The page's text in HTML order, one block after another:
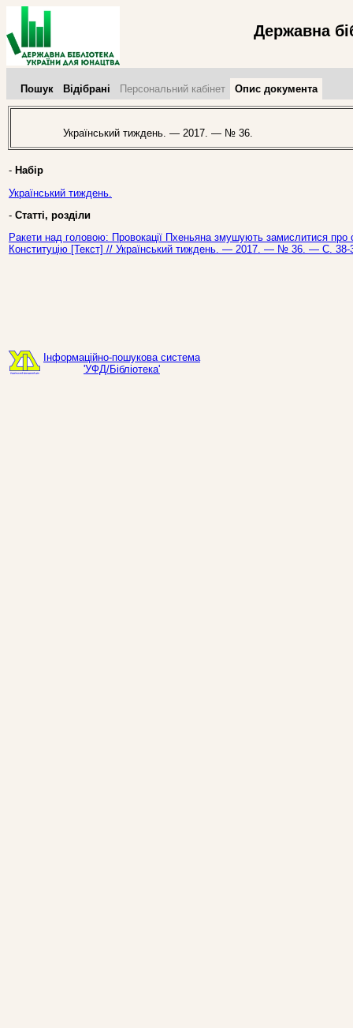
Державна
Пошук Відібрані Персональний кабінет Опис документа
Український тиждень. — 2017. — № 36.
- Набір
Український тиждень.
- Статті, розділи
Ракети над головою: Провокації Пхеньяна змушують замислитися про
Конституцію [Текст] // Український тиждень. — 2017. — № 36. — С. 38-
Інформаційно-пошукова система
'УФД/Бібліотека'